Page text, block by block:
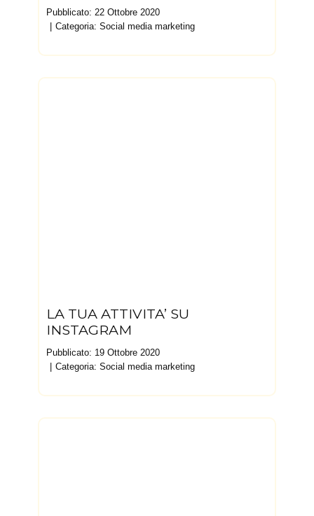
Pubblicato: 22 Ottobre 2020
Categoria: Social media marketing
LA TUA ATTIVITA’ SU
INSTAGRAM
Pubblicato: 19 Ottobre 2020
Categoria: Social media marketing